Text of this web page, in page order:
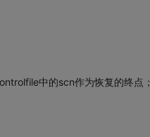
中的scn作为恢复的终点；